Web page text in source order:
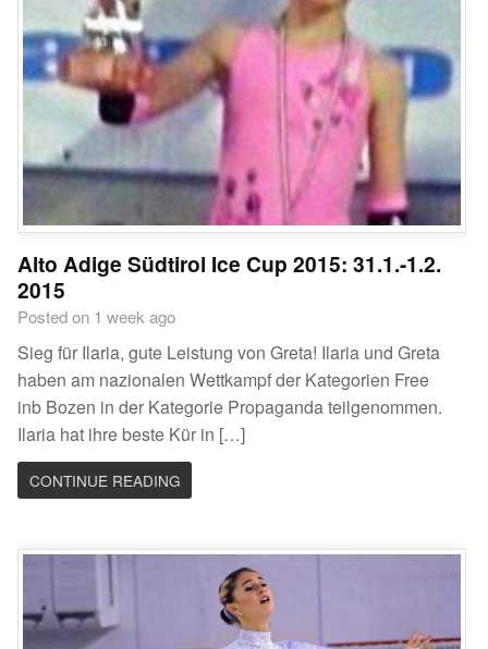
Alto Adige Südtirol Ice Cup 2015: 31.1.-1.2.
2015
Posted on 1 week ago
Sieg für Ilaria, gute Leistung von Greta! Ilaria und Greta
haben am nazionalen Wettkampf der Kategorien Free
inb Bozen in der Kategorie Propaganda teilgenommen.
Ilaria hat ihre beste Kür in […]
CONTINUE READING